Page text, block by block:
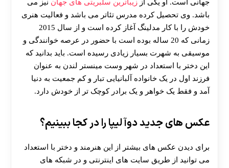
جهانی است. او یکی از زیباترین سلبریتی های جهان نیز می
باشد. وی تحصیل کرده مدرس تئاتر می باشد و فعالیت هنری
خودش را با کار مدلینگ آغاز کرده است و از سال 2015
زمانی که 20 ساله بوده است با حضور در عرصه خوانندگی و
موسیقی به شهرت بسیار زیادی رسیده است. باید بدانید که
این دختر با استعداد در شهر وست ‌مینستر لندن به عنوان
فرزند اول در یک خانواده آلبانیایی تبار و کم جمعیت به دنیا
آمد و فقط یک خواهر و یک برادر کوچک تر از خودش دارد.
عکس های جدید دوآ لیپا را در کجا ببینیم؟
برای دیدن عکس های بیشتر از این هنرمند و دختر با استعداد
می توانید از طریق سایت های اینترنتی و در شبکه های